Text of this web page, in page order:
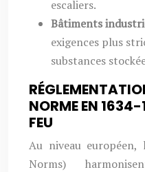
escaliers.
Bâtiments
exigences plus
substances
NORME EN 1634-
FEU
Au niveau européen,
Norms)